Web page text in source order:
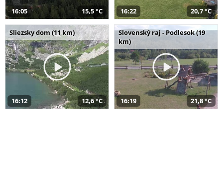
16:05 15,5 °C 16:22 20,7 °C
Sliezsky dom (11 km)
16:12 12,6 °C
Slovenský raj - Podlesok (19
km)
16:19 21,8 °C